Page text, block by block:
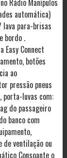
Rádio Manípulos
automática)
lava para-brisas
bordo .
Easy Connect
botões
ao
pressão pneus
porta-luvas com:
do passageiro
banco com
de ventilação ou
Consoante o